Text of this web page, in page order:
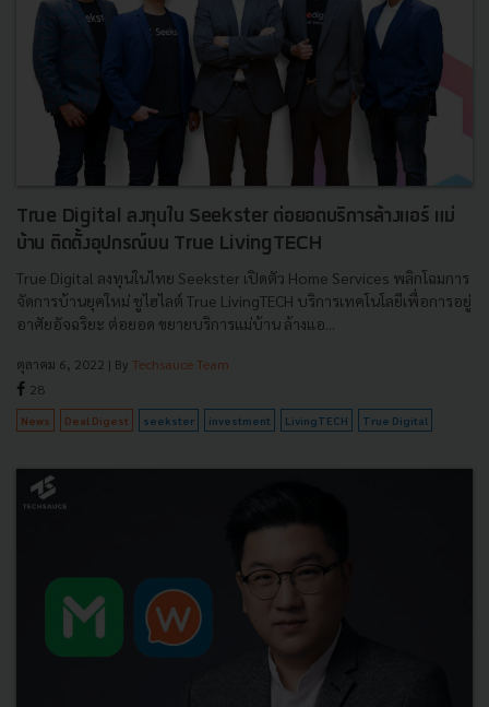
True Digital ลงทุนใน Seekster ต่อยอดบริการล้างแอร์ แม่
บ้าน ติดตั้งอุปกรณ์บน True LivingTECH
True Digital ลงทุนในไทย Seekster เปิดตัว Home Services พลิกโฉมการ
จัดการบ้านยุคใหม่ ชูไฮไลต์ True LivingTECH บริการเทคโนโลยีเพื่อการอยู่
อาศัยอัจฉริยะ ต่อยอด ขยายบริการแม่บ้าน ล้างแอ...
ตุลาคม 6, 2022 | By Techsauce Team
28
News Deal Digest seekster investment LivingTECH True Digital